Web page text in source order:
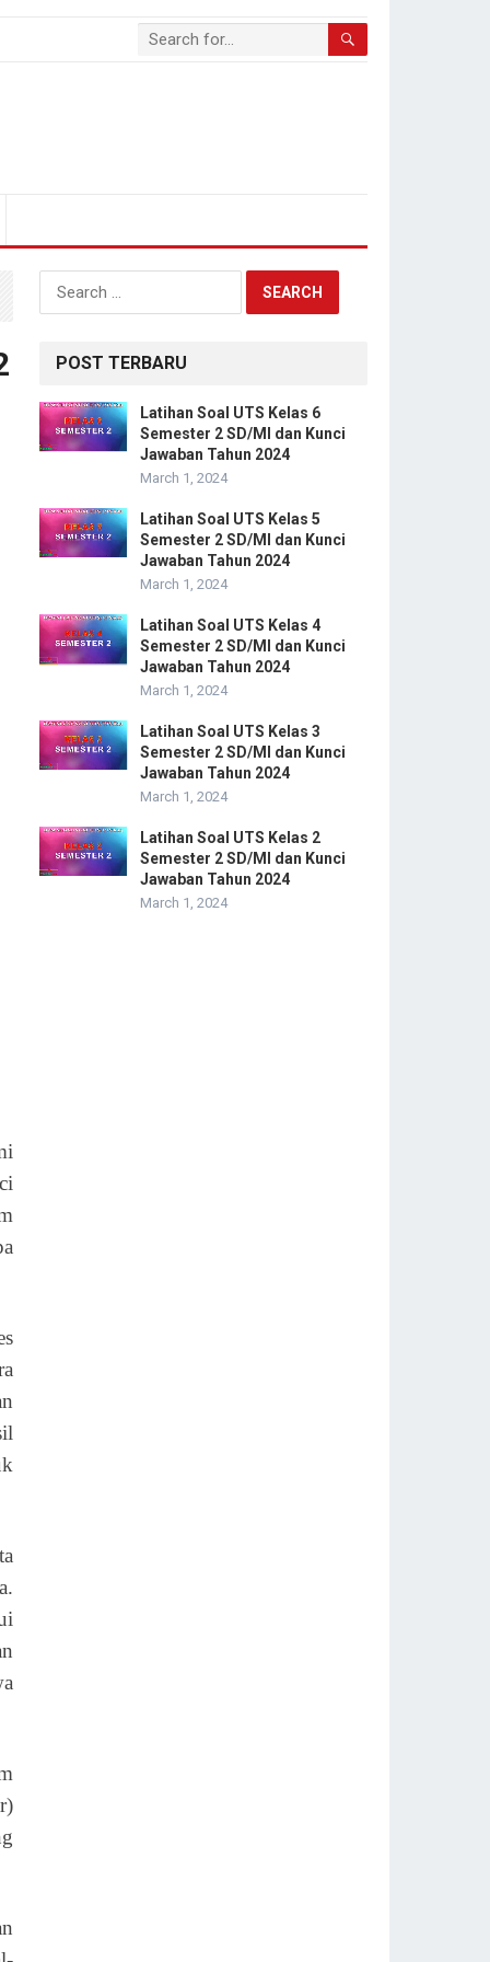
Search
for:
POST TERBARU
Latihan Soal UTS Kelas 6
Semester 2 SD/MI dan Kunci
Jawaban Tahun 2024
March 1, 2024
Latihan Soal UTS Kelas 5
Semester 2 SD/MI dan Kunci
Jawaban Tahun 2024
March 1, 2024
Latihan Soal UTS Kelas 4
Semester 2 SD/MI dan Kunci
Jawaban Tahun 2024
March 1, 2024
Latihan Soal UTS Kelas 3
Semester 2 SD/MI dan Kunci
Jawaban Tahun 2024
March 1, 2024
Latihan Soal UTS Kelas 2
Semester 2 SD/MI dan Kunci
Jawaban Tahun 2024
March 1, 2024